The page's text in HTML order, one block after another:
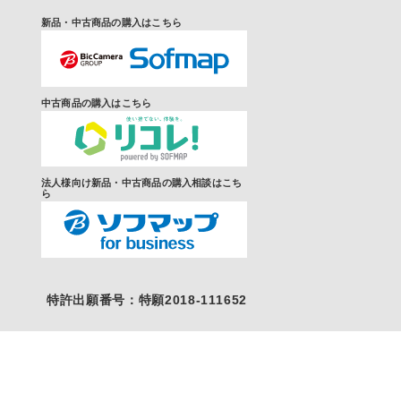
新品・中古商品の購入はこちら
中古商品の購入はこちら
法人様向け新品・中古商品の購入相談はこち
ら
特許出願番号：特願2018-111652